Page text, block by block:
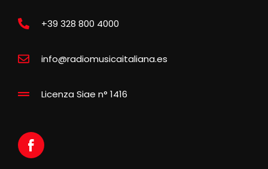
+39 328 800 4000
info@radiomusicaitaliana.es
Licenza Siae n° 1416